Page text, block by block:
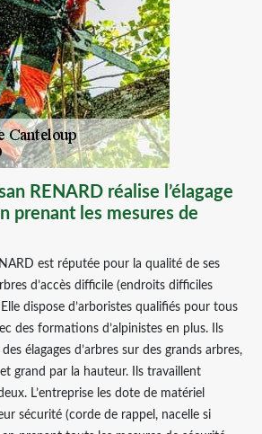
RENARD réalise l’élagage
prenant les mesures de
est réputée pour la qualité de ses
d’accès difficile (endroits difficiles
dispose d’arboristes qualifiés pour tous
des formations d’alpinistes en plus. Ils
élagages d’arbres sur des grands arbres,
grand par la hauteur. Ils travaillent
L’entreprise les dote de matériel
sécurité (corde de rappel, nacelle si